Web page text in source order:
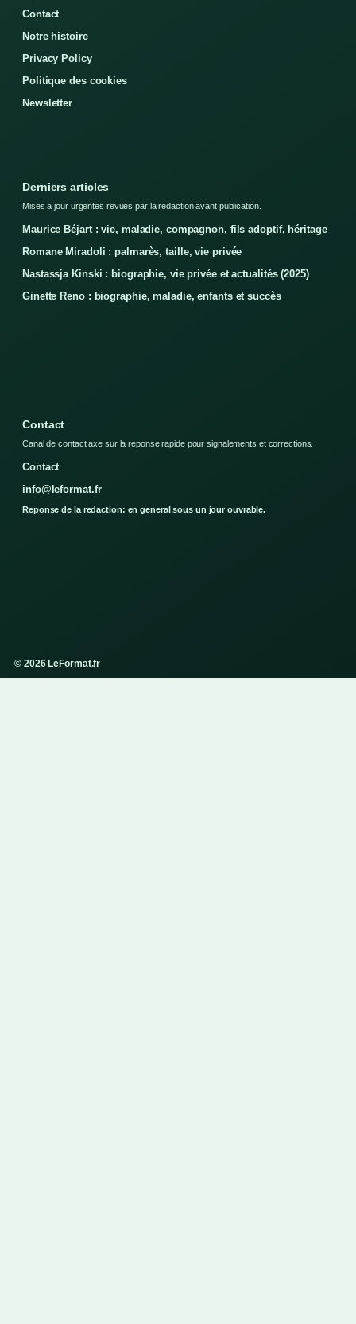
Contact
Notre histoire
Privacy Policy
Politique des cookies
Newsletter
Derniers articles
Mises a jour urgentes revues par la redaction avant publication.
Maurice Béjart : vie, maladie, compagnon, fils adoptif, héritage
Romane Miradoli : palmarès, taille, vie privée
Nastassja Kinski : biographie, vie privée et actualités (2025)
Ginette Reno : biographie, maladie, enfants et succès
Contact
Canal de contact axe sur la reponse rapide pour signalements et corrections.
Contact
info@leformat.fr
Reponse de la redaction: en general sous un jour ouvrable.
© 2026 LeFormat.fr